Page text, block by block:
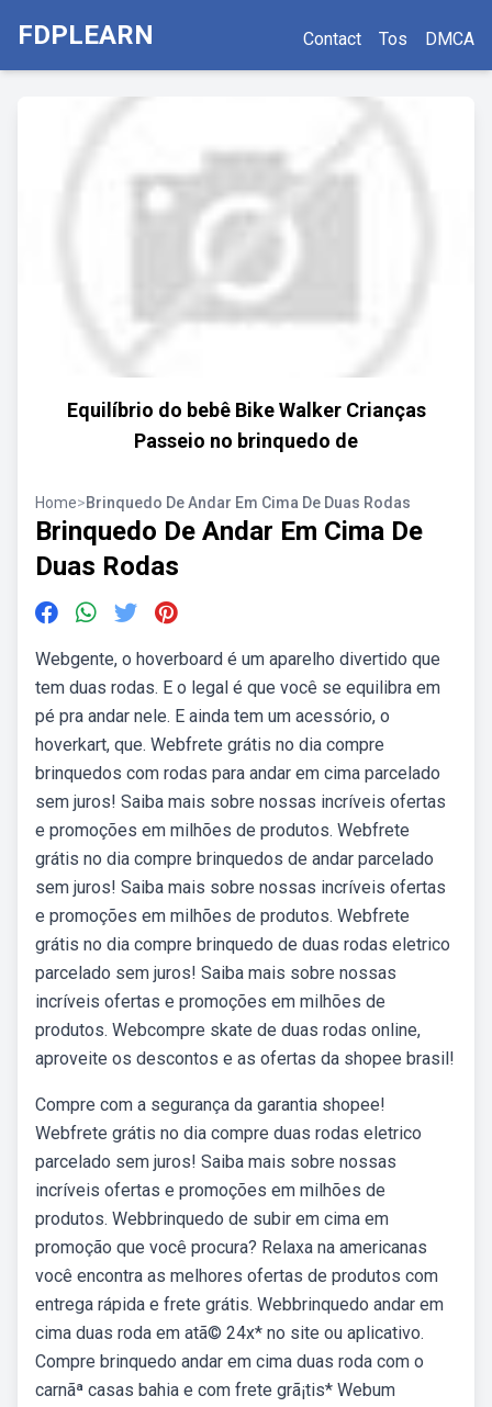
FDPLEARN Contact Tos DMCA
Equilíbrio do bebê Bike Walker Crianças
Passeio no brinquedo de
Home>Brinquedo De Andar Em Cima De Duas Rodas
Brinquedo De Andar Em Cima De
Duas Rodas
Webgente, o hoverboard é um aparelho divertido que
tem duas rodas. E o legal é que você se equilibra em
pé pra andar nele. E ainda tem um acessório, o
hoverkart, que. Webfrete grátis no dia compre
brinquedos com rodas para andar em cima parcelado
sem juros! Saiba mais sobre nossas incríveis ofertas
e promoções em milhões de produtos. Webfrete
grátis no dia compre brinquedos de andar parcelado
sem juros! Saiba mais sobre nossas incríveis ofertas
e promoções em milhões de produtos. Webfrete
grátis no dia compre brinquedo de duas rodas eletrico
parcelado sem juros! Saiba mais sobre nossas
incríveis ofertas e promoções em milhões de
produtos. Webcompre skate de duas rodas online,
aproveite os descontos e as ofertas da shopee brasil!
Compre com a segurança da garantia shopee!
Webfrete grátis no dia compre duas rodas eletrico
parcelado sem juros! Saiba mais sobre nossas
incríveis ofertas e promoções em milhões de
produtos. Webbrinquedo de subir em cima em
promoção que você procura? Relaxa na americanas
você encontra as melhores ofertas de produtos com
entrega rápida e frete grátis. Webbrinquedo andar em
cima duas roda em atã© 24x* no site ou aplicativo.
Compre brinquedo andar em cima duas roda com o
carnãª casas bahia e com frete grã¡tis* Webum